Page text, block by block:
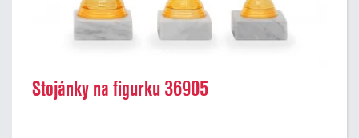
Stojánky na figurku 36905